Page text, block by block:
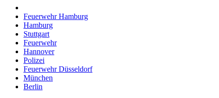
Feuerwehr Hamburg
Hamburg
Stuttgart
Feuerwehr
Hannover
Polizei
Feuerwehr Düsseldorf
München
Berlin